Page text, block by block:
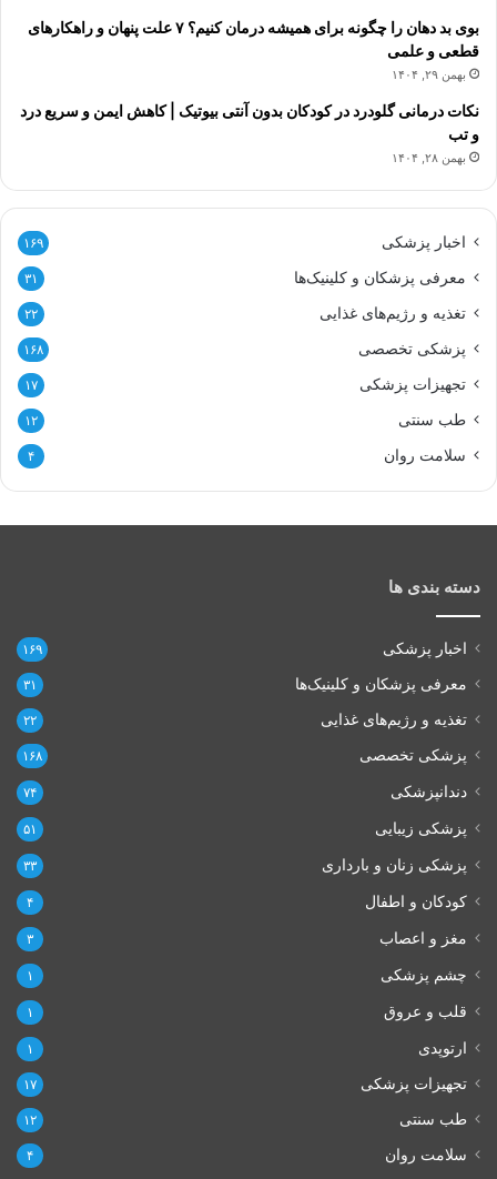
بوی بد دهان را چگونه برای همیشه درمان کنیم؟ ۷ علت پنهان و راهکارهای
قطعی و علمی
بهمن ۲۹, ۱۴۰۴
نکات درمانی گلودرد در کودکان بدون آنتی بیوتیک | کاهش ایمن و سریع درد
و تب
بهمن ۲۸, ۱۴۰۴
اخبار پزشکی ۱۶۹
معرفی پزشکان و کلینیک‌ها ۳۱
تغذیه و رژیم‌های غذایی ۲۲
پزشکی تخصصی ۱۶۸
تجهیزات پزشکی ۱۷
طب سنتی ۱۲
سلامت روان ۴
دسته بندی ها
اخبار پزشکی ۱۶۹
معرفی پزشکان و کلینیک‌ها ۳۱
تغذیه و رژیم‌های غذایی ۲۲
پزشکی تخصصی ۱۶۸
دندانپزشکی ۷۴
پزشکی زیبایی ۵۱
پزشکی زنان و بارداری ۳۳
کودکان و اطفال ۴
مغز و اعصاب ۳
چشم پزشکی ۱
قلب و عروق ۱
ارتوپدی ۱
تجهیزات پزشکی ۱۷
طب سنتی ۱۲
سلامت روان ۴